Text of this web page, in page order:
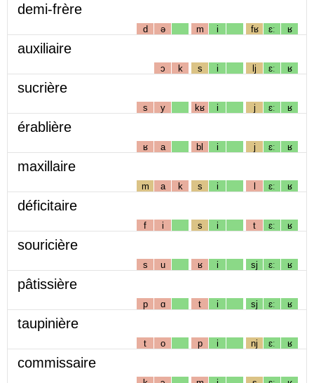
demi-frère
d ə m i fʁ ɛː ʁ
auxiliaire
ɔ k s i lj ɛː ʁ
sucrière
s y kʁ i j ɛː ʁ
érablière
ʁ a bl i j ɛː ʁ
maxillaire
m a k s i l ɛː ʁ
déficitaire
f i s i t ɛː ʁ
souricière
s u ʁ i sj ɛː ʁ
pâtissière
p ɑ t i sj ɛː ʁ
taupinière
t o p i nj ɛː ʁ
commissaire